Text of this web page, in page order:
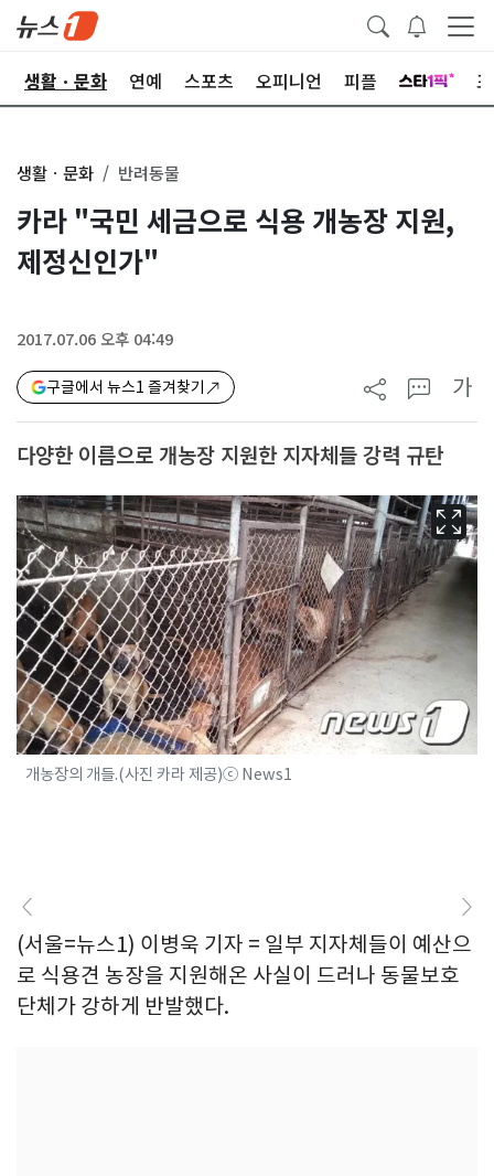
생활ㆍ문화 연예 스포츠 오피니언 피플
생활ㆍ문화 반려동물
카라 "국민 세금으로 식용 개농장 지원,
제정신인가"
2017.07.06 오후 04:49
구글에서 뉴스1 즐겨찾기 가
다양한 이름으로 개농장 지원한 지자체들 강력 규탄
개농장의 개들.(사진 카라 제공)ⓒ News1
(서울=뉴스1) 이병욱 기자 = 일부 지자체들이 예산으
로 식용견 농장을 지원해온 사실이 드러나 동물보호
단체가 강하게 반발했다.